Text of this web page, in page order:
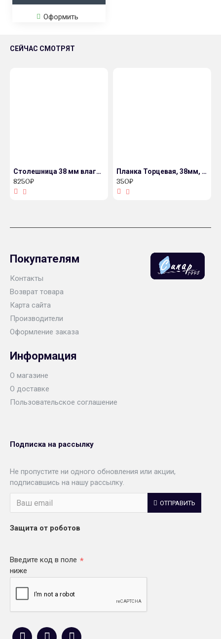
Оформить
СЕЙЧАС СМОТРЯТ
Столешница 38 мм влагостойкая декор 690/P Индийское дерево
8250₽
Планка Торцевая, 38мм, алюминий, 800мм с открытым завалом, матовая
350₽
Покупателям
Контакты
Возврат товара
Карта сайта
Производители
Оформление заказа
Информация
О магазине
О доставке
Пользовательское соглашение
Подписка на рассылку
Не пропустите ни одного обновления или акции,
подписавшись на нашу рассылку.
ОТПРАВИТЬ
Защита от роботов
Введите код в поле
ниже